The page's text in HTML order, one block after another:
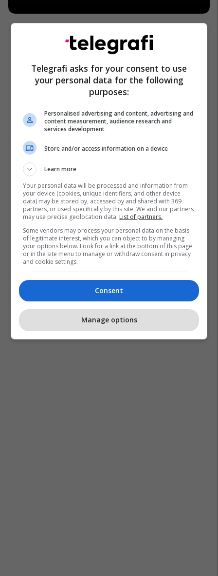
Telegrafi asks for your consent to use
your personal data for the following
purposes:
Personalised advertising and content, advertising and
content measurement, audience research and
services development
Store and/or access information on a device
Learn more
Your personal data will be processed and information from
your device (cookies, unique identifiers, and other device
data) may be stored by, accessed by and shared with 369
partners, or used specifically by this site. We and our partners
may use precise geolocation data. List of partners.
Some vendors may process your personal data on the basis
of legitimate interest, which you can object to by managing
your options below. Look for a link at the bottom of this page
or in the site menu to manage or withdraw consent in privacy
and cookie settings.
Consent
Manage options